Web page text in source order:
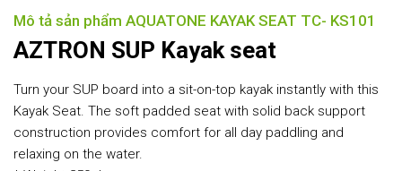
Mô tả sản phẩm AQUATONE KAYAK SEAT TC- KS101
AZTRON SUP Kayak seat
Turn your SUP board into a sit-on-top kayak instantly with this
Kayak Seat. The soft padded seat with solid back support
construction provides comfort for all day paddling and
relaxing on the water.